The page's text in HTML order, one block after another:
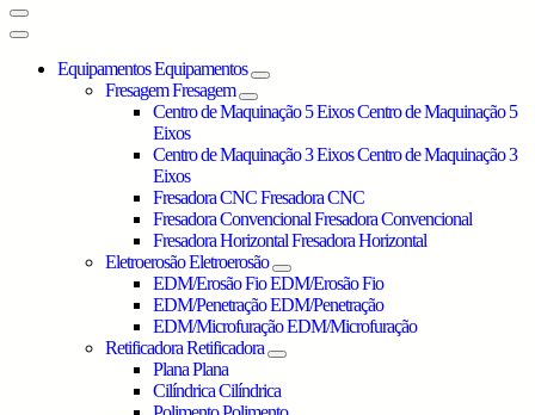
EquipamentosEquipamentos
FresagemFresagem
Centro de Maquinação 5 EixosCentro de Maquinação 5
Eixos
Centro de Maquinação 3 EixosCentro de Maquinação 3
Eixos
Fresadora CNCFresadora CNC
Fresadora ConvencionalFresadora Convencional
Fresadora HorizontalFresadora Horizontal
EletroerosãoEletroerosão
EDM/Erosão FioEDM/Erosão Fio
EDM/PenetraçãoEDM/Penetração
EDM/MicrofuraçãoEDM/Microfuração
RetificadoraRetificadora
PlanaPlana
CilíndricaCilíndrica